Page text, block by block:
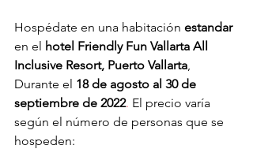
Hospédate en una habitación estandar
en el hotel Friendly Fun Vallarta All
Inclusive Resort, Puerto Vallarta,
Durante el 18 de agosto al 30 de
septiembre de 2022. El precio varía
según el número de personas que se
hospeden: